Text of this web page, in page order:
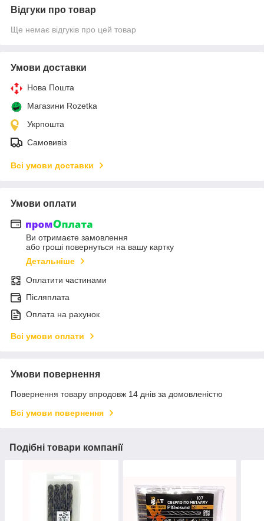
Відгуки про товар
Ще немає відгуків про цей товар
Умови доставки
Нова Пошта
Магазини Rozetka
Укрпошта
Самовивіз
Всі умови доставки
Умови оплати
Ви отримаєте замовлення
або гроші повернуться на вашу картку
Детальніше
Оплатити частинами
Післяплата
Оплата на рахунок
Всі умови оплати
Умови повернення
Повернення товару впродовж 14 днів за домовленістю
Всі умови повернення
Подібні товари компанії